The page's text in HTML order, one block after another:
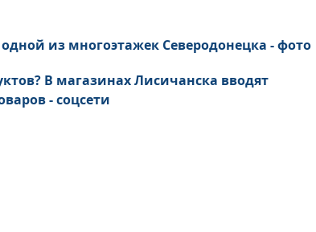
из многоэтажек Северодонецка - фото
В магазинах Лисичанска вводят
- соцсети